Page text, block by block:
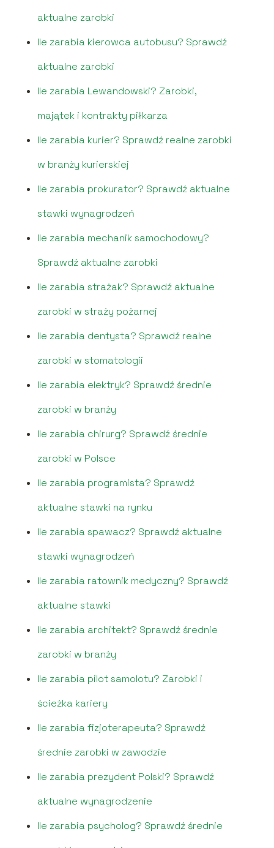
aktualne zarobki
Ile zarabia kierowca autobusu? Sprawdź
aktualne zarobki
Ile zarabia Lewandowski? Zarobki,
majątek i kontrakty piłkarza
Ile zarabia kurier? Sprawdź realne zarobki
w branży kurierskiej
Ile zarabia prokurator? Sprawdź aktualne
stawki wynagrodzeń
Ile zarabia mechanik samochodowy?
Sprawdź aktualne zarobki
Ile zarabia strażak? Sprawdź aktualne
zarobki w straży pożarnej
Ile zarabia dentysta? Sprawdź realne
zarobki w stomatologii
Ile zarabia elektryk? Sprawdź średnie
zarobki w branży
Ile zarabia chirurg? Sprawdź średnie
zarobki w Polsce
Ile zarabia programista? Sprawdź
aktualne stawki na rynku
Ile zarabia spawacz? Sprawdź aktualne
stawki wynagrodzeń
Ile zarabia ratownik medyczny? Sprawdź
aktualne stawki
Ile zarabia architekt? Sprawdź średnie
zarobki w branży
Ile zarabia pilot samolotu? Zarobki i
ścieżka kariery
Ile zarabia fizjoterapeuta? Sprawdź
średnie zarobki w zawodzie
Ile zarabia prezydent Polski? Sprawdź
aktualne wynagrodzenie
Ile zarabia psycholog? Sprawdź średnie